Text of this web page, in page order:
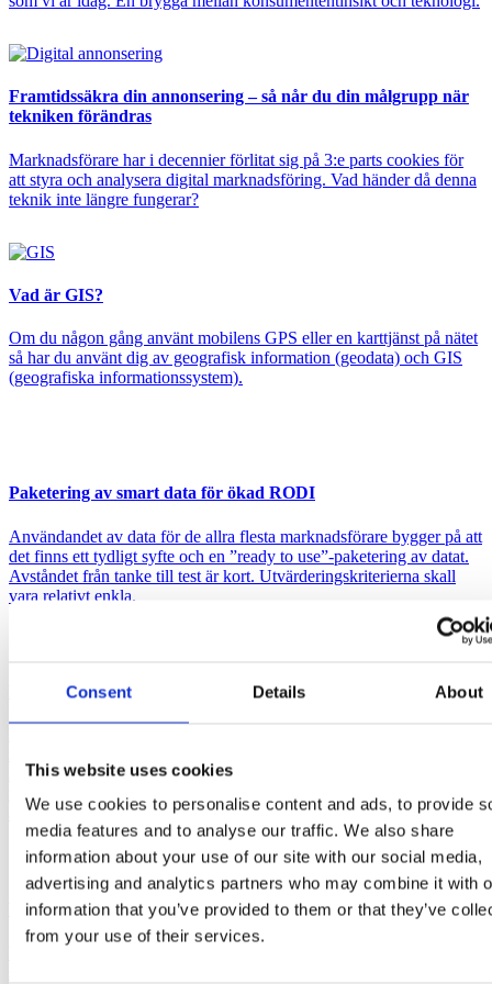
Consent Details About
This website uses cookies
We use cookies to personalise content and ads, to provide
media features and to analyse our traffic. We also share
information about your use of our site with our social media,
advertising and analytics partners who may combine it with
information that you’ve provided to them or that they’ve
from your use of their services.
Framtidssäkra din annonsering – så når du din målgrupp när
tekniken förändras
Marknadsförare har i decennier förlitat sig på 3:e parts cookies för
att styra och analysera digital marknadsföring. Vad händer då denna
teknik inte längre fungerar?
Vad är GIS?
Om du någon gång använt mobilens GPS eller en karttjänst på nätet
så har du använt dig av geografisk information (geodata) och GIS
(geografiska informationssystem).
Paketering av smart data för ökad RODI
Användandet av data för de allra flesta marknadsförare bygger på att
det finns ett tydligt syfte och en ”ready to use”-paketering av datat.
Avståndet från tanke till test är kort. Utvärderingskriterierna skall
vara relativt enkla.
Data som bränsle i varumärkesarbetet
många gånger om eftersom allt utfall och alla mätningar kan
relateras till en verklighet som går att ta med i kalkylen och sedan
agera på.
Välkommen Alexis!